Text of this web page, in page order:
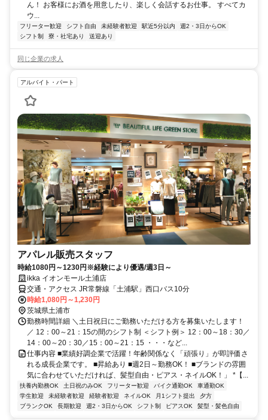
ん！ お客様にお酒を用意したり、楽しく会話するお仕事。 すべてカ
ウ...
フリーター歓迎 シフト自由 未経験者歓迎 駅近5分以内
週2・3日からOK
シフト制
寮・社宅あり 送迎あり
同じ企業の求人
アルバイト・パート
アパレル販売スタッフ
時給1080円～1230円※経験により優遇/週3日～
ikka イオンモール土浦店
交通・アクセス JR常磐線「土浦駅」西口バス10分
時給1,080円～1,230円
茨城県土浦市
勤務時間詳細 ＼土日祝日にご勤務いただける方を募集いたします！
／ 12：00～21：15の間のシフト制 ＜シフト例＞ 12：00～18：30／
14：00～20：30／15：00～21：15 ・・・など...
仕事内容 ■業績好調企業で活躍！年齢関係なく「頑張り」が即評価さ
れる成長企業です。 ■昇給あり ■週2日～勤務OK！ ■ブランドの雰囲
気に合わせていただければ、髪型自由・ピアス・ネイルOK！」 *【...
扶養内勤務OK 土日祝のみOK フリーター歓迎 バイク通勤OK
車通勤OK
学生歓迎
未経験者歓迎 経験者歓迎 ネイルOK 月1シフト提出
夕方
ブランクOK
長期歓迎 週2・3日からOK シフト制 ピアスOK 髪型・髪色自由